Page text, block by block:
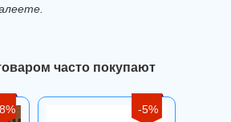
часто покупают
-5%